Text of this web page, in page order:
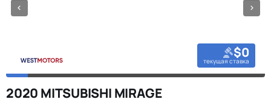
$0
текущая ставка
2020 MITSUBISHI MIRAGE